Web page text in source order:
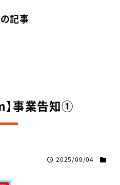
記事
】事業告知①
2025/09/04